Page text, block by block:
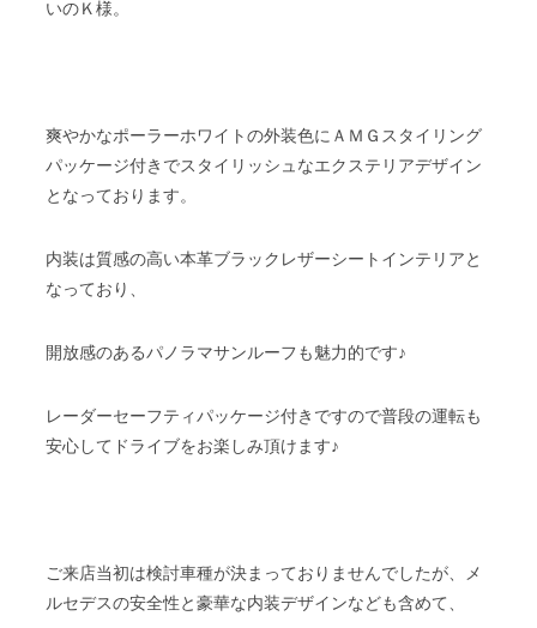
いのＫ様。
爽やかなポーラーホワイトの外装色にＡＭＧスタイリング
パッケージ付きでスタイリッシュなエクステリアデザイン
となっております。
内装は質感の高い本革ブラックレザーシートインテリアと
なっており、
開放感のあるパノラマサンルーフも魅力的です♪
レーダーセーフティパッケージ付きですので普段の運転も
安心してドライブをお楽しみ頂けます♪
ご来店当初は検討車種が決まっておりませんでしたが、メ
ルセデスの安全性と豪華な内装デザインなども含めて、